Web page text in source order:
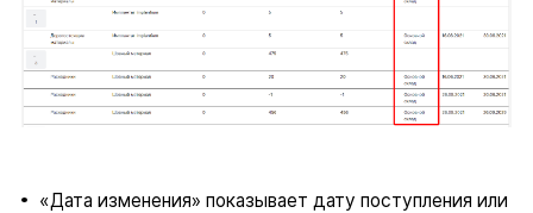
«Дата изменения» показывает дату поступления или